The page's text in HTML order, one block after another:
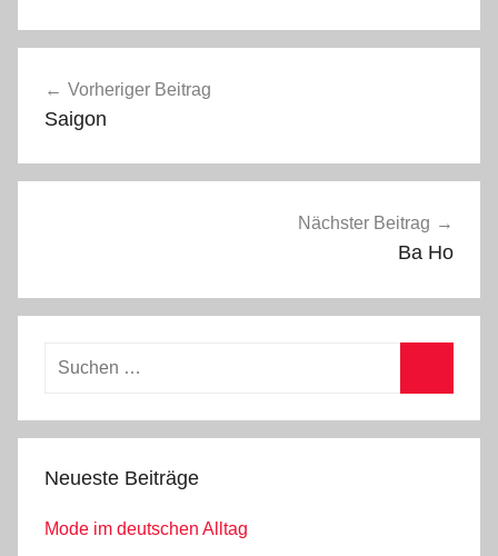
Vorheriger Beitrag
Saigon
Nächster Beitrag
Ba Ho
Suchen
Neueste Beiträge
Mode im deutschen Alltag